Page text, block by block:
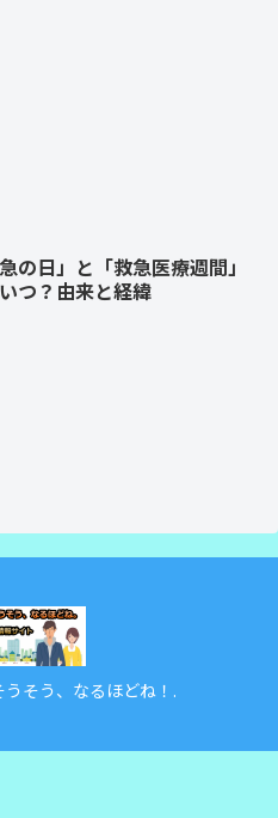
急の日」と「救急医療週間」
つ？由来と経緯
そう、なるほどね！.